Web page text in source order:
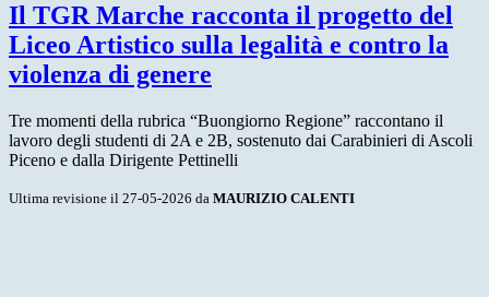
Il TGR Marche racconta il progetto del
Liceo Artistico sulla legalità e contro la
violenza di genere
Tre momenti della rubrica “Buongiorno Regione” raccontano il
lavoro degli studenti di 2A e 2B, sostenuto dai Carabinieri di Ascoli
Piceno e dalla Dirigente Pettinelli
Ultima revisione il 27-05-2026 da MAURIZIO CALENTI